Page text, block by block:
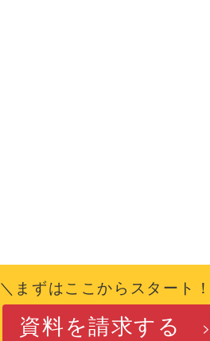
＼まずはここからスタート
資料を請求する